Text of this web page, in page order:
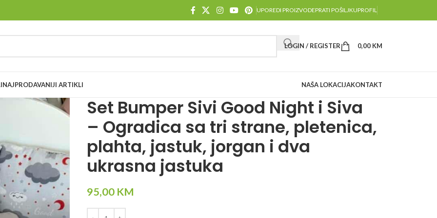
UPOREDI PROIZVODEPRATI POŠILJKUPROFIL
LOGIN / REGISTER 0,00 KM
NAJPRODAVANIJI ARTIKLI NAŠA LOKACIJAKONTAKT
Set Bumper Sivi Good Night i Siva
– Ogradica sa tri strane, pletenica,
plahta, jastuk, jorgan i dva
ukrasna jastuka
95,00 KM